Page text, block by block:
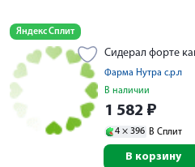
Яндекс Сплит
Сидерал форте
Фарма Нутра с.р.л
В наличии
1 582 ₽
4 × 396 В Сплит
В корзину